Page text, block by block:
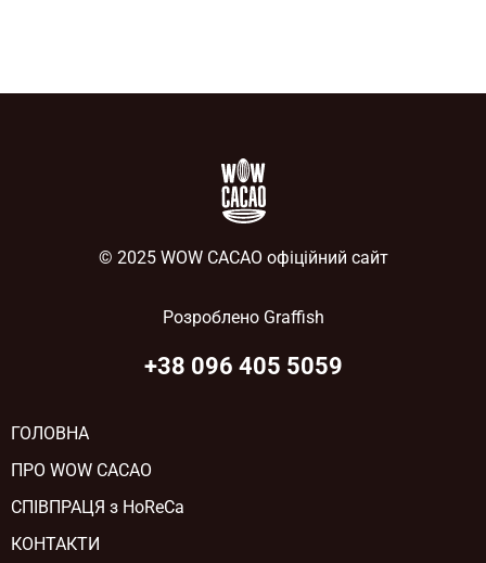
© 2025 WOW CACAO офіційний сайт
Розроблено Graffish
+38 096 405 5059
ГОЛОВНА
ПРО WOW CACAO
СПІВПРАЦЯ з HoReCa
КОНТАКТИ